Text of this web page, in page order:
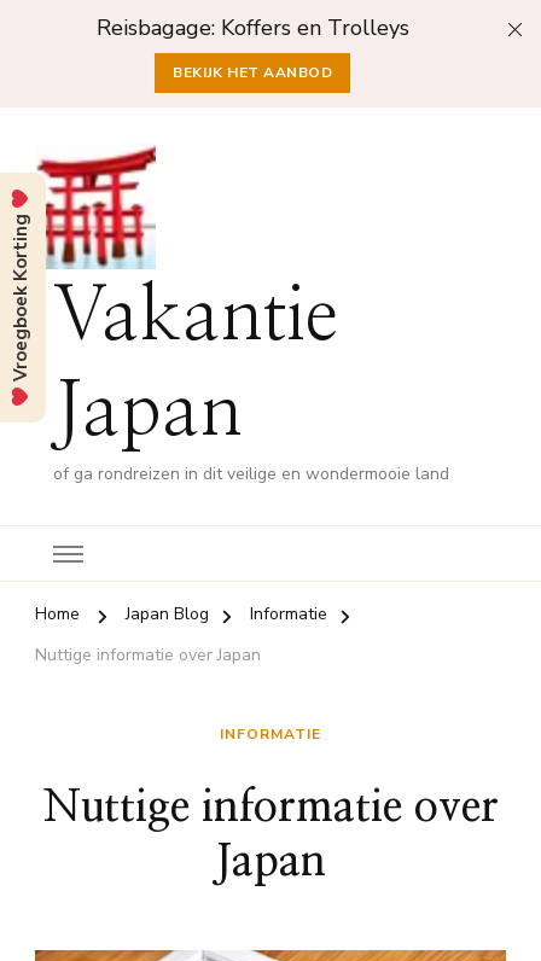
Reisbagage: Koffers en Trolleys
BEKIJK HET AANBOD
Vakantie
Japan
of ga rondreizen in dit veilige en wondermooie land
Home Japan Blog
Informatie
Nuttige informatie over Japan
INFORMATIE
Nuttige informatie over
Japan
Vroegboek Korting